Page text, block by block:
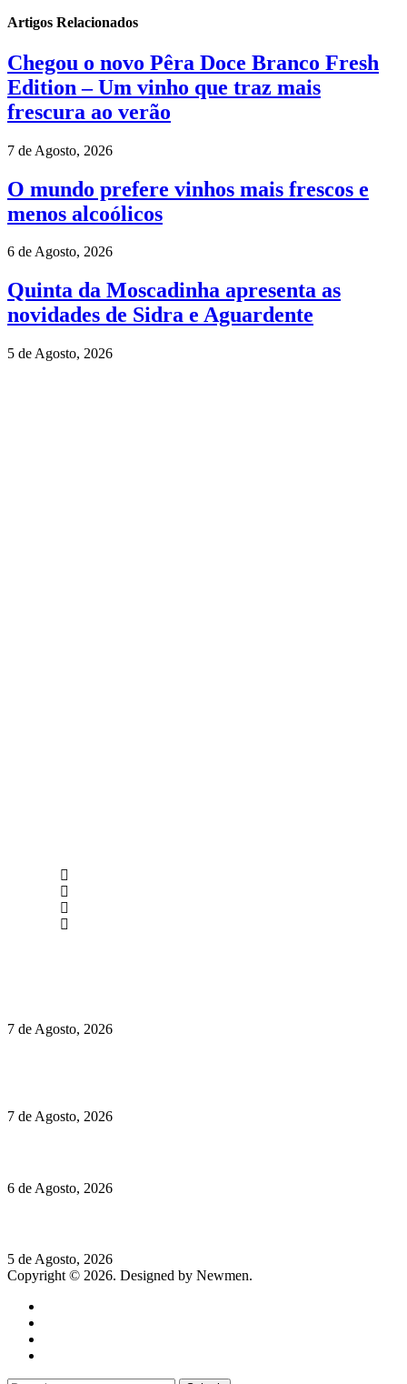
Artigos Relacionados
Chegou o novo Pêra Doce Branco Fresh
Edition – Um vinho que traz mais
frescura ao verão
7 de Agosto, 2026
O mundo prefere vinhos mais frescos e
menos alcoólicos
6 de Agosto, 2026
Quinta da Moscadinha apresenta as
novidades de Sidra e Aguardente
5 de Agosto, 2026
7 de Agosto, 2026
7 de Agosto, 2026
6 de Agosto, 2026
5 de Agosto, 2026
Copyright © 2026. Designed by Newmen.